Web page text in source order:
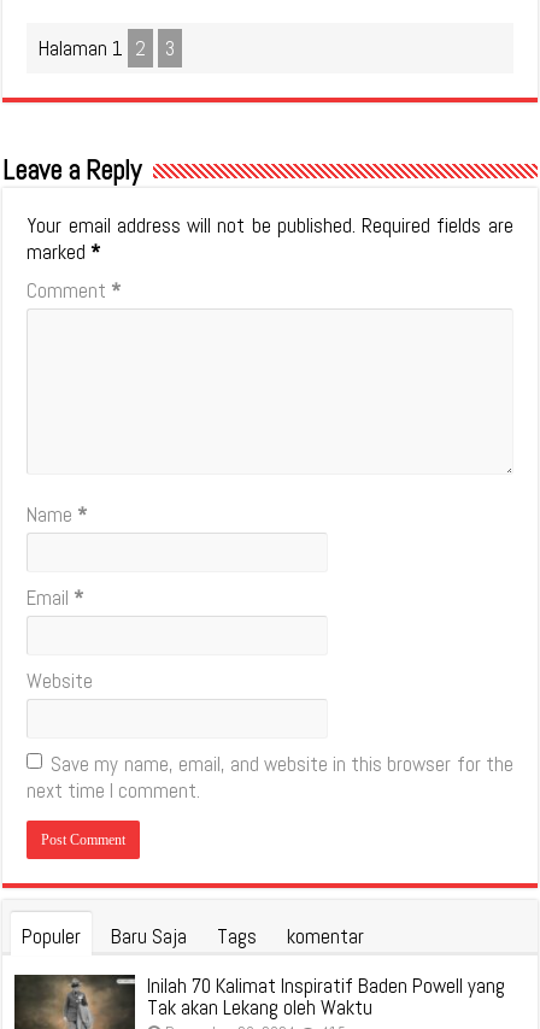
Halaman 1 2 3
Leave a Reply
Your email address will not be published. Required fields are
marked*
Comment *
Name *
Email *
Website
Save my name, email, and website in this browser for the
next time I comment.
Populer Baru Saja Tags
komentar
Inilah 70 Kalimat Inspiratif Baden Powell yang
Tak akan Lekang oleh Waktu